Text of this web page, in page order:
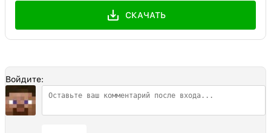
СКАЧАТЬ
Войдите: